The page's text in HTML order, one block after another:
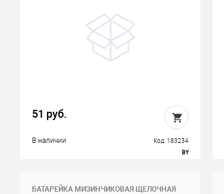
51 руб.
В наличии Код: 183234
BY
БАТАРЕЙКА МИЗИНЧИКОВАЯ ЩЕЛОЧНАЯ